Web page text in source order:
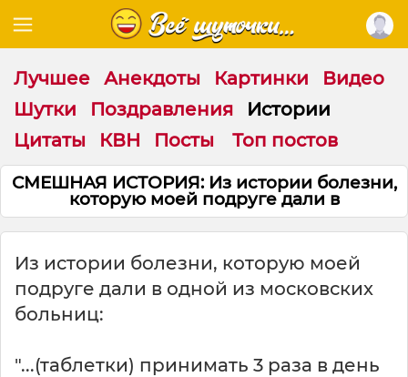
Лучшее Анекдоты Картинки
Видео
Шутки
Поздравления
Истории
Цитаты
КВН Посты Топ постов
СМЕШНАЯ ИСТОРИЯ: Из истории болезни,
которую моей подруге дали в
Из истории болезни, которую моей
подруге дали в одной из московских
больниц:
"...(таблетки) принимать 3 раза в день